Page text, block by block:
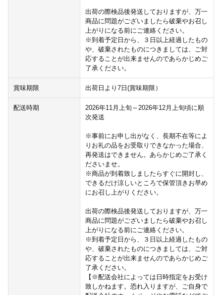
出荷の際検品後発送しておりますが、万一
商品に問題がございましたら破棄やお召し
上がりになる前にご連絡ください。
※到着予定日から、３日以上経過したもの
や、破棄されたものにつきましては、ご対
応することが出来ませんのであらかじめご
了承ください。
賞味期限 出荷日より7日(賞味期限）
配送時期
2026年11月上旬～2026年12月上旬頃に順
次発送
※事前にお申し出がなく、長期不在等によ
りお礼の品をお受取りできなかった場合、
再発送はできません。あらかじめご了承く
ださいませ。
※商品が到着致しましたらすぐに開封し、
できるだけ涼しいところで保管頂きお早め
にお召し上がりください。
出荷の際検品後発送しておりますが、万一
商品に問題がございましたら破棄やお召し
上がりになる前にご連絡ください。
※到着予定日から、３日以上経過したもの
や、破棄されたものにつきましては、ご対
応することが出来ませんのであらかじめご
了承ください。
【※配送会社によっては日時指定をお受け
致しかねます。恐れ入りますが、ご自身で